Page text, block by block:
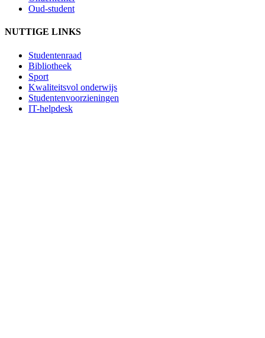
Oud-student
NUTTIGE LINKS
Studentenraad
Bibliotheek
Sport
Kwaliteitsvol onderwijs
Studentenvoorzieningen
IT-helpdesk